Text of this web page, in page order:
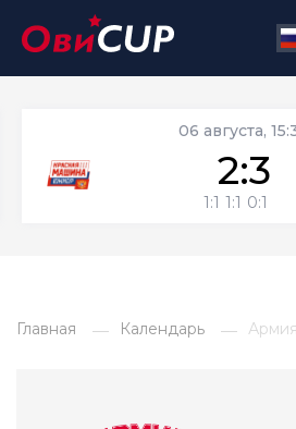
06 августа,
2:3
1:1 1:1 0:1
Главная Календарь